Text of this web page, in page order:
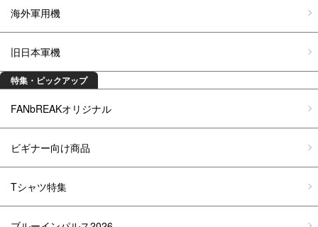
海外軍用機
旧日本軍機
特集・ピックアップ
FANbREAKオリジナル
ビギナー向け商品
Tシャツ特集